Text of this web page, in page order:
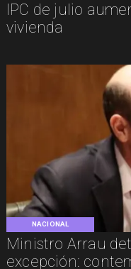
IPC de julio
vivienda
NACIONAL
Ministro Arrau
excepción: